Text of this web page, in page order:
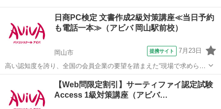
日商PC検定 文書作成2級対策講座≪当日予約
も電話一本≫（アビバ 岡山駅前校）
岡山市 提携サイト 7月23日
高い認知度を誇り、全国の会員企業の要望を踏まえた“現場で求められ
ているスキル”、つまり実務を強く想定したスキルが身につく「日商PC
検定 文書作成2級」の取得に向けた学習を行います。
その他
【Web問限定割引】サーティファイ認定試験
Access 1級対策講座（アビバ…